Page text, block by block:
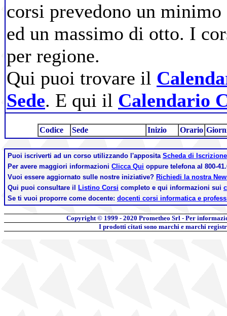
corsi prevedono un
ed un massimo di otto. I
per regione.
Qui puoi trovare il
Sede. E qui il Calendario
Codice Sede Inizio Orario
Puoi iscriverti ad un corso utilizzando l'apposita Scheda di Iscrizione
Per avere maggiori informazioni Clicca Qui oppure telefona al 800-
Vuoi essere aggiornato sulle nostre iniziative? Richiedi la nostra
Qui puoi consultare il
Listino Corsi completo e qui informazioni sui
Se ti vuoi proporre come docente: docenti corsi informatica e
Copyright © 1999 - 2020 Prometheo Srl - Per
I prodotti citati sono marchi e marchi